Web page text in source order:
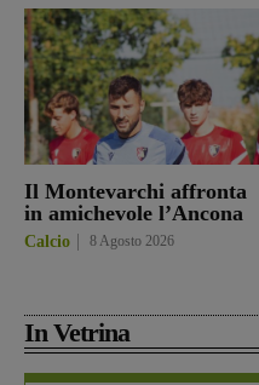
Il Montevarchi affronta
in amichevole l’Ancona
Calcio 8 Agosto 2026
In Vetrina